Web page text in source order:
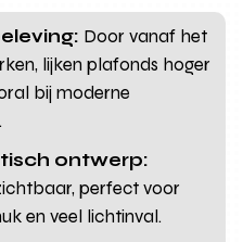
Door vanaf het
lijken plafonds hoger
bij moderne
ontwerp:
perfect voor
en veel lichtinval.